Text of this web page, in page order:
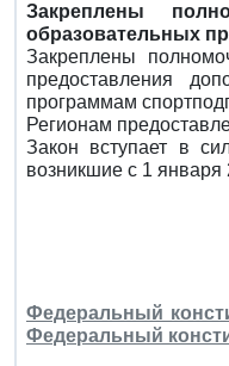
Закреплены
образовательных
Закреплены
предоставления
программам
Регионам
Закон вступает в
возникшие с 1 января
Федеральный
Федеральный